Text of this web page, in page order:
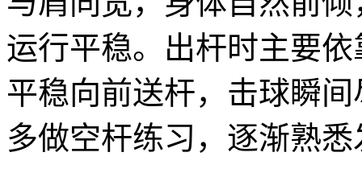
运行平稳。出杆时主要
平稳向前送杆，击球瞬
多做空杆练习，逐渐熟